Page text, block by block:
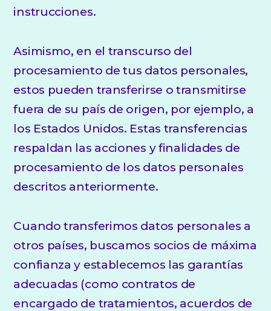
instrucciones.
Asimismo, en el transcurso del
procesamiento de tus datos personales,
estos pueden transferirse o transmitirse
fuera de su país de origen, por ejemplo, a
los Estados Unidos. Estas transferencias
respaldan las acciones y finalidades de
procesamiento de los datos personales
descritos anteriormente.
Cuando transferimos datos personales a
otros países, buscamos socios de máxima
confianza y establecemos las garantías
adecuadas (como contratos de
encargado de tratamientos, acuerdos de